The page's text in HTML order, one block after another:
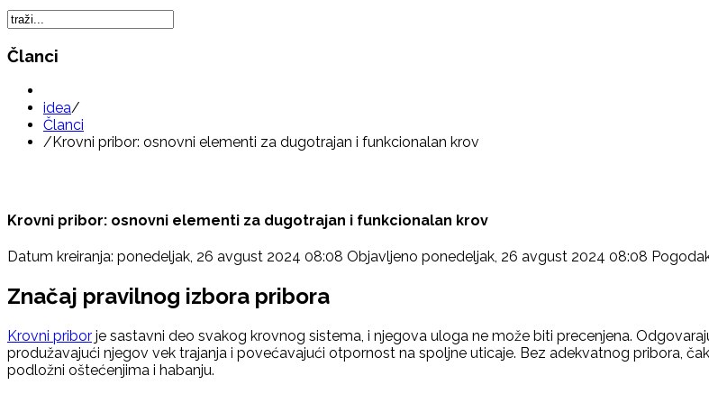
Članci
idea/
Članci
/ Krovni pribor: osnovni elementi za dugotrajan i funkcionalan krov
Krovni pribor: osnovni elementi za dugotrajan i funkcionalan krov
Datum kreiranja: ponedeljak, 26 avgust 2024 08:08 Objavljeno ponedeljak, 26 avgust 2024 08:08
Značaj pravilnog izbora pribora
Krovni pribor je sastavni deo svakog krovnog sistema, i njegova uloga ne može biti precenjena.
produžavajući njegov vek trajanja i povećavajući otpornost na spoljne uticaje. Bez adekvatnog pribora,
podložni oštećenjima i habanju.